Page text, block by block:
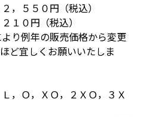
，５５０円（税込）
１０円（税込）
り例年の販売価格から変更
ど宜しくお願いいたしま
，Ｏ，ＸＯ，２ＸＯ，３Ｘ